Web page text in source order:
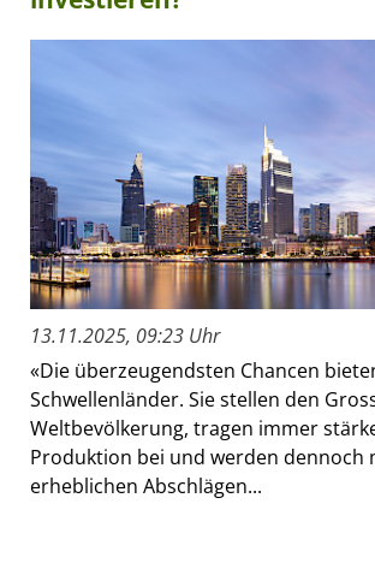
13.11.2025, 09:23 Uhr
«Die überzeugendsten Chancen
Schwellenländer. Sie stellen den
Weltbevölkerung, tragen immer
Produktion bei und werden dennoch
erheblichen Abschlägen...